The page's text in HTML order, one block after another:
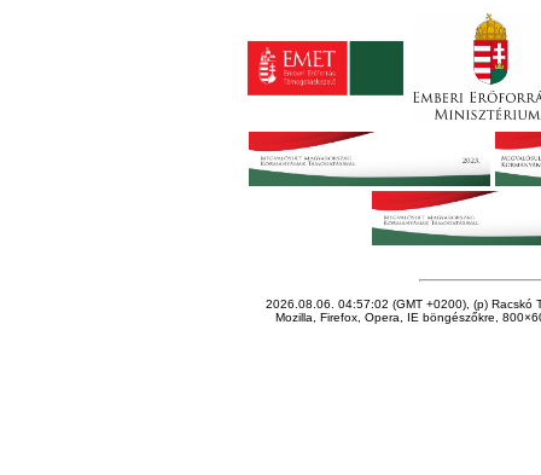
2026.08.06. 04:57:02 (GMT +0200), (p) Racskó
Mozilla, Firefox, Opera, IE böngészőkre,